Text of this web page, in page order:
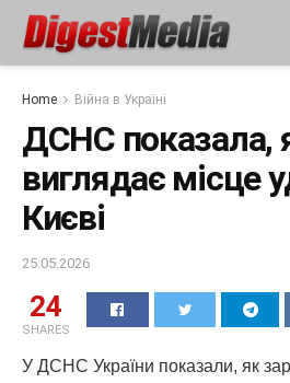
Home Війна в Україні
ДСНС показала,
виглядає місце
Києві
25.05.2026
24
SHARES
У ДСНС України показали, як